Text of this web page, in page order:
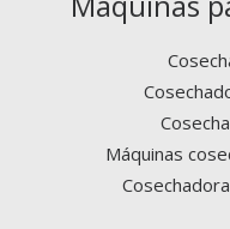
Máquinas